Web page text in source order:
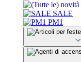
SALE
PM1